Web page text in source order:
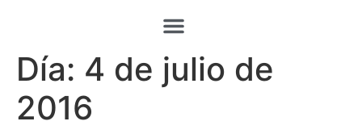
Día: 4 de julio de
2016